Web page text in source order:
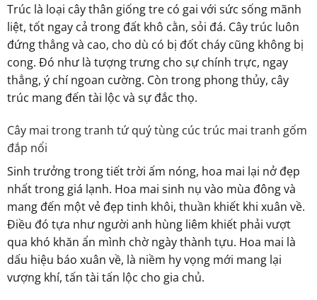
Trúc là loại cây thân giống tre có gai với sức sống mãnh
liệt, tốt ngay cả trong đất khô cằn, sỏi đá. Cây trúc luôn
đứng thẳng và cao, cho dù có bị đốt cháy cũng không bị
cong. Đó như là tượng trưng cho sự chính trực, ngay
thẳng, ý chí ngoan cường. Còn trong phong thủy, cây
trúc mang đến tài lộc và sự đắc thọ.
Cây mai trong tranh tứ quý tùng cúc trúc mai tranh gốm
đắp nổi
Sinh trưởng trong tiết trời ấm nóng, hoa mai lại nở đẹp
nhất trong giá lạnh. Hoa mai sinh nụ vào mùa đông và
mang đến một vẻ đẹp tinh khôi, thuần khiết khi xuân về.
Điều đó tựa như người anh hùng liêm khiết phải vượt
qua khó khăn ẩn mình chờ ngày thành tựu. Hoa mai là
dấu hiệu báo xuân về, là niềm hy vọng mới mang lại
vượng khí, tấn tài tấn lộc cho gia chủ.